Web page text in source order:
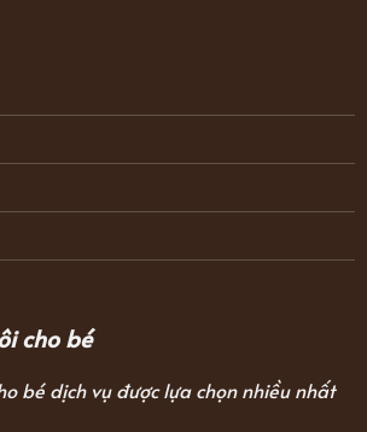
cho bé
bé dịch vụ được lựa chọn nhiều nhất